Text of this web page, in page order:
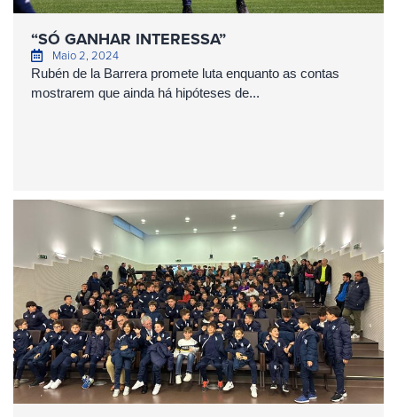
“SÓ GANHAR INTERESSA”
Maio 2, 2024
Rubén de la Barrera promete luta enquanto as contas
mostrarem que ainda há hipóteses de...